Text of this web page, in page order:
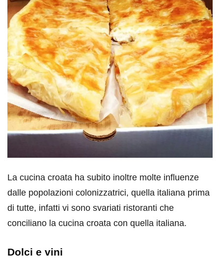
La cucina croata ha subito inoltre molte influenze
dalle popolazioni colonizzatrici, quella italiana prima
di tutte, infatti vi sono svariati ristoranti che
conciliano la cucina croata con quella italiana.
Dolci e vini